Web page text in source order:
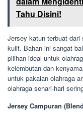
Tahu Disini!
Jersey katun terbuat
kulit. Bahan ini sangat
pilihan ideal untuk
kelembutan dan
untuk pakaian olahraga
olahraga sehari-hari
Jersey Campuran